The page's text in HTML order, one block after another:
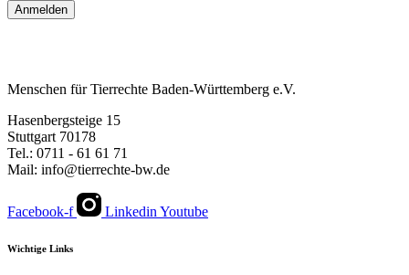
Anmelden
Menschen für Tierrechte Baden-Württemberg e.V.
Hasenbergsteige 15
Stuttgart 70178
Tel.: 0711 - 61 61 71
Mail: info@tierrechte-bw.de
Facebook-f Linkedin Youtube
Wichtige Links